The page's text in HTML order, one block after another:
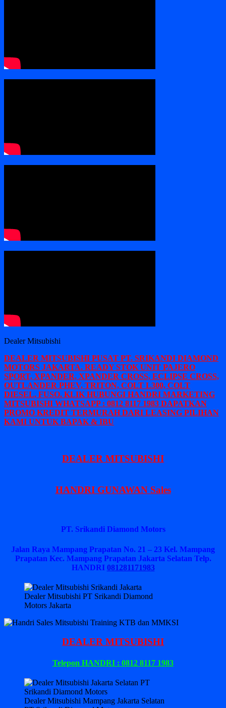
Dealer Mitsubishi
DEALER MITSUBISHI PUSAT PT. SRIKANDI DIAMOND
MOTORS JAKARTA. READY STOK UNIT PAJERO
SPORT, XPANDER, XPANDER CROSS, ECLIPSE CROSS,
OUTLANDER PHEV, TRITON, COLT L300, COLT
DIESEL, FUSO. KLIK HUBUNGI HANDRI MARKETING
MITSUBISHI WHATSAPP : 0812 8117 1983 DAPATKAN
PROMO KREDIT TERMURAH DARI LEASING PILIHAN
KAMI UNTUK BAPAK & IBU
DEALER MITSUBISHI
HANDRI GUNAWAN Sales
PT. Srikandi Diamond Motors
Jalan Raya Mampang Prapatan No. 21 – 23 Kel. Mampang
Prapatan Kec. Mampang Prapatan Jakarta Selatan Telp.
HANDRI 081281171983
Dealer Mitsubishi PT Srikandi Diamond
Motors Jakarta
DEALER MITSUBISHI
Telepon HANDRI : 0812 8117 1983
Dealer Mitsubishi Mampang Jakarta Selatan